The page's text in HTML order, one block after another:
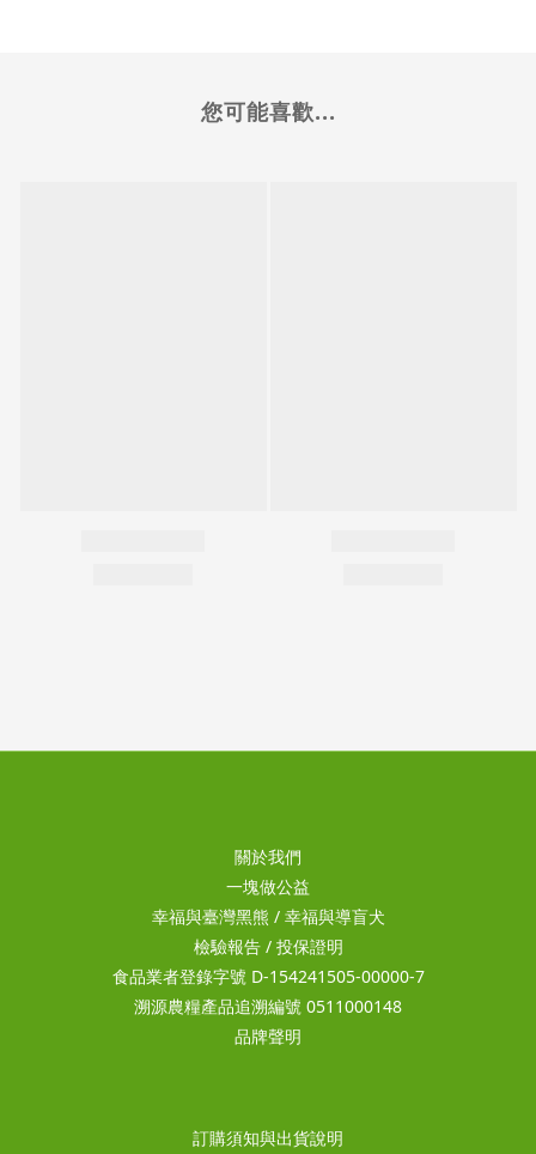
您可能喜歡...
關於我們
一塊做公益
幸福與臺灣黑熊 / 幸福與導盲犬
檢驗報告/ 投保證明
食品業者登錄字號 D-154241505-00000-7
溯源農糧產品追溯編號 0511000148
品牌聲明
訂購須知與出貨說明